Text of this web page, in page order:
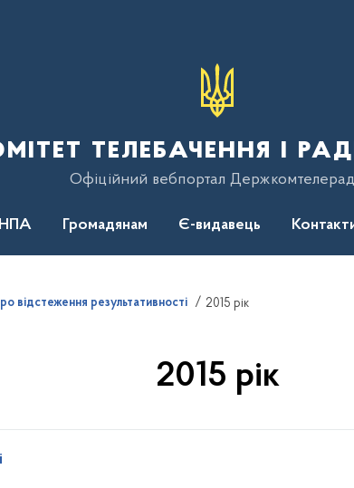
телебачення і
Офіційний вебпортал
НПА Громадянам Є-видавець
відстеження результативності 2015 рік
2015 рік